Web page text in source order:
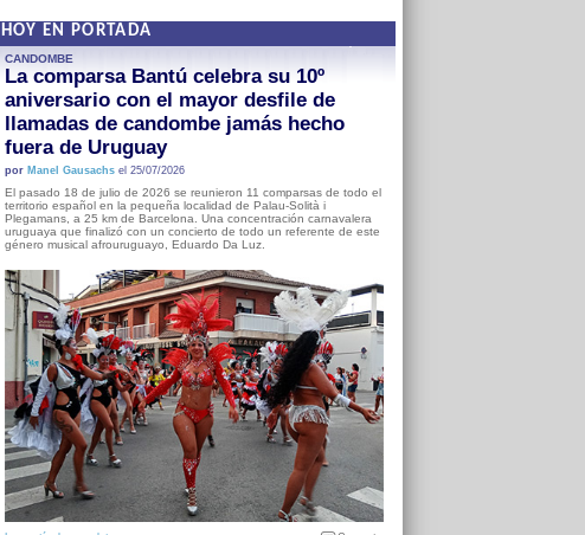
HOY EN PORTADA
CANDOMBE
La comparsa Bantú celebra su 10º
aniversario con el mayor desfile de
llamadas de candombe jamás hecho
fuera de Uruguay
por Manel Gausachsel 25/07/2026
El pasado 18 de julio de 2026 se reunieron 11 comparsas de todo el
territorio español en la pequeña localidad de Palau-Solità i
Plegamans, a 25 km de Barcelona. Una concentración carnavalera
uruguaya que finalizó con un concierto de todo un referente de este
género musical afrouruguayo, Eduardo Da Luz.